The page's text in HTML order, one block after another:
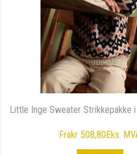
Little Inge Sweater Strikkepakke
Frakr 508,80Eks.